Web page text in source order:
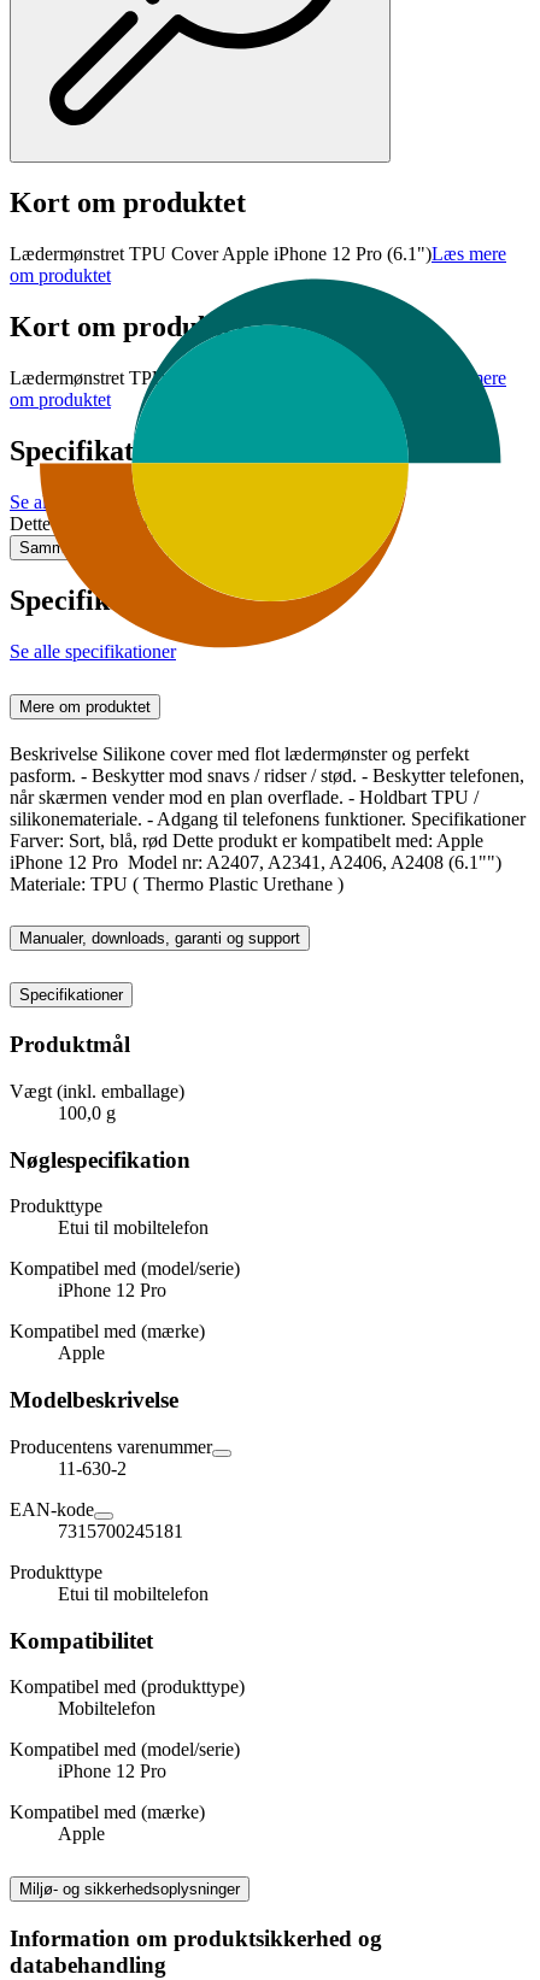
Kort om produktet
Lædermønstret TPU Cover Apple iPhone 12 Pro (6.1")Læs mere
om produktet
Kort om produktet
Lædermønstret TPU Cover Apple iPhone 12 Pro (6.1")
Læs mere
om produktet
Specifikationer
Se alle specifikationer
Dette produkt er ikke tilgængeligt
Sammenlign Gem
Specifikationer
Se alle specifikationer
Mere om produktet
Beskrivelse Silikone cover med flot lædermønster og perfekt
pasform. - Beskytter mod snavs / ridser / stød. - Beskytter telefonen,
når skærmen vender mod en plan overflade. - Holdbart TPU /
silikonemateriale. - Adgang til telefonens funktioner. Specifikationer
Farver: Sort, blå, rød Dette produkt er kompatibelt med: Apple
iPhone 12 Pro Model nr: A2407, A2341, A2406, A2408 (6.1"")
Materiale: TPU ( Thermo Plastic Urethane )
Manualer, downloads, garanti og support
Specifikationer
Produktmål
Vægt (inkl. emballage)
100,0 g
Nøglespecifikation
Produkttype
Etui til mobiltelefon
Kompatibel med (model/serie)
iPhone 12 Pro
Kompatibel med (mærke)
Apple
Modelbeskrivelse
Producentens varenummer
11-630-2
EAN-kode
7315700245181
Produkttype
Etui til mobiltelefon
Kompatibilitet
Kompatibel med (produkttype)
Mobiltelefon
Kompatibel med (model/serie)
iPhone 12 Pro
Kompatibel med (mærke)
Apple
Miljø- og sikkerhedsoplysninger
Information om produktsikkerhed og
databehandling